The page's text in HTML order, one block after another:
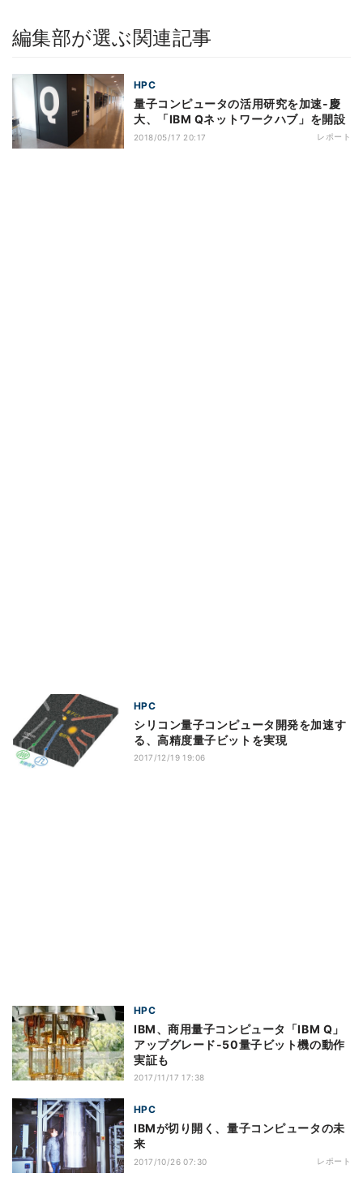
編集部が選ぶ関連記事
HPC
量子コンピュータの活用研究を加速-慶
大、「IBM Qネットワークハブ」を開設
2018/05/17 20:17 レポート
HPC
シリコン量子コンピュータ開発を加速す
る、高精度量子ビットを実現
2017/12/19 19:06
HPC
IBM、商用量子コンピュータ「IBM Q」
アップグレード-50量子ビット機の動作
実証も
2017/11/17 17:38
HPC
IBMが切り開く、量子コンピュータの未
来
2017/10/26 07:30 レポート